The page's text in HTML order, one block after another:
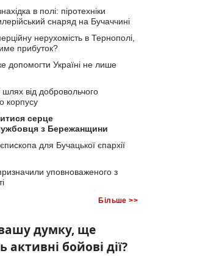
в полі: піротехніки
снаряд на Бучаччині
нерухомість в Тернополі,
прибуток?
допомогти Україні не лише
шлях від добровольчого
корпусу
серце
з Бережанщини
для Бучацької єпархії
уповноваженого з
Більше >>
думку, ще
бойові дії?